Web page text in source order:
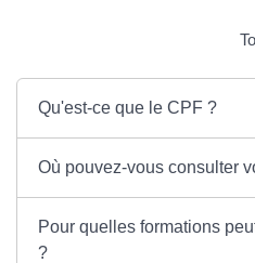
Qu'est-ce que le CPF ?
Où pouvez-vous consulter
Pour quelles formations
?